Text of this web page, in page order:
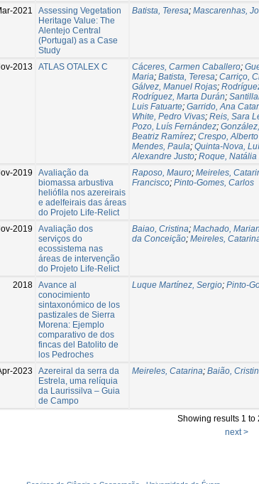
2021
Assessing Vegetation
Heritage Value: The
Alentejo Central
(Portugal) as a Case
Study
Batista, Teresa; Mascarenhas,
2013 ATLAS OTALEX C Cáceres, Carmen Caballero;
Maria; Batista, Teresa; Carriço,
Gálvez, Manuel Rojas;
Rodríguez, Marta Durán;
Luis Fatuarte; Garrido, Ana
White, Pedro Vivas; Reis, Sara
Pozo, Luís Fernández;
Beatriz Ramírez; Crespo,
Mendes, Paula; Quinta-Nova,
Alexandre Justo; Roque, Natália
2019
Avaliação da
biomassa arbustiva
heliófila nos azereirais
e adelfeirais das áreas
do Projeto Life-Relict
Raposo, Mauro; Meireles,
Francisco; Pinto-Gomes, Carlos
2019
Avaliação dos
serviços do
ecossistema nas
áreas de intervenção
do Projeto Life-Relict
Baiao, Cristina; Machado,
da Conceição; Meireles,
2018 Avance al
conocimiento
sintaxonómico de los
pastizales de Sierra
Morena: Ejemplo
comparativo de dos
fincas del Batolito de
los Pedroches
Luque Martínez, Sergio; Pinto-
2023
Azereiral da serra da
Estrela, uma relíquia
da Laurissilva – Guia
de Campo
Meireles, Catarina; Baião,
Showing results 1 to
next >